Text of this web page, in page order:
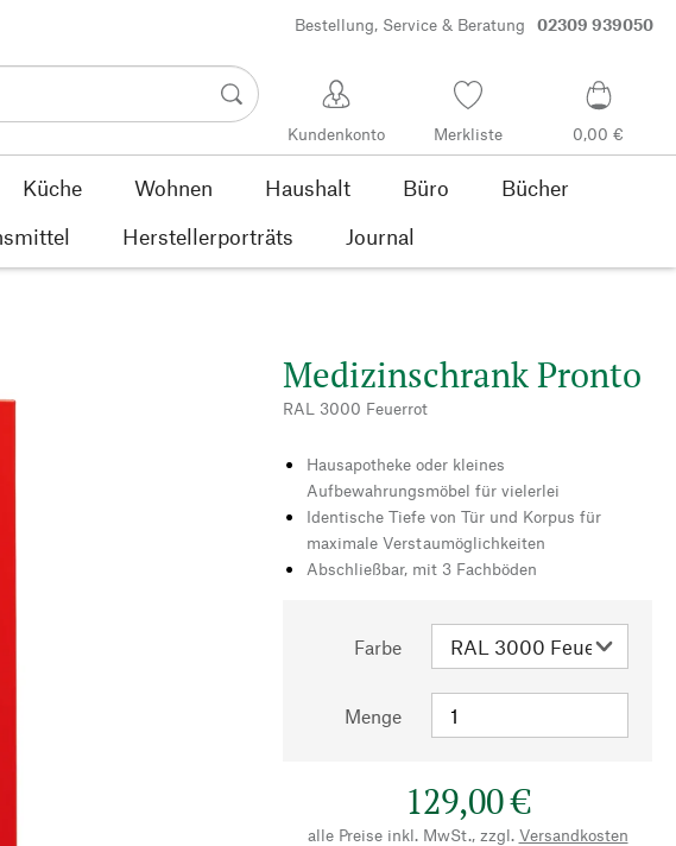
Bestellung, Service & Beratung 02309 939050
Kundenkonto Merkliste 0,00 €
Küche Wohnen Haushalt Büro
Bücher
Herstellerporträts Journal
Medizinschrank Pronto
RAL 3000 Feuerrot
Hausapotheke oder kleines
Aufbewahrungsmöbel für vielerlei
Identische Tiefe von Tür und Korpus für
maximale Verstaumöglichkeiten
Abschließbar, mit 3 Fachböden
Farbe
Menge
129,00 €
alle Preise inkl. MwSt., zzgl. Versandkosten